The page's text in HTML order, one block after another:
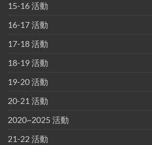
15-16 活動
16-17 活動
17-18 活動
18-19 活動
19-20 活動
20-21 活動
2020~2025 活動
21-22 活動